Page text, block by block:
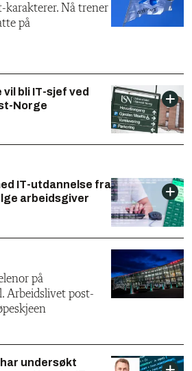
karakterer. Nå trener
på
vil bli IT-sjef ved
Norge
IT-utdannelse fra
arbeidsgiver
på
Arbeidslivet post-
undersøkt